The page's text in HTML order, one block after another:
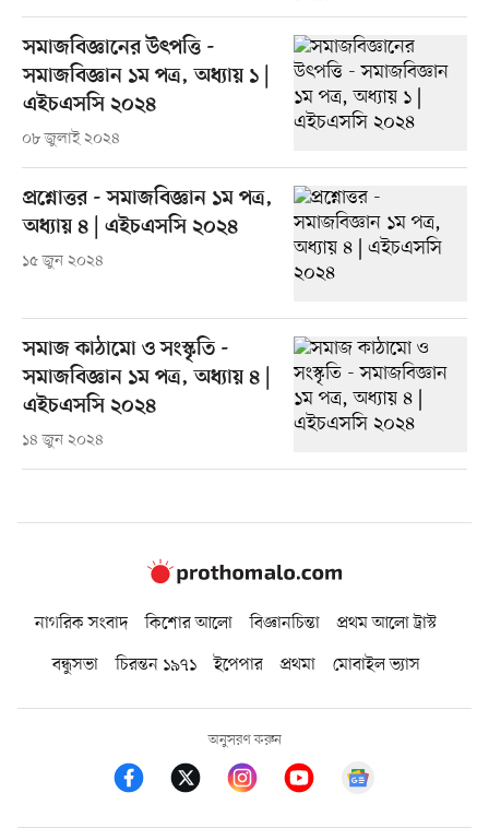
সমাজবিজ্ঞানের উৎপত্তি -
সমাজবিজ্ঞান ১ম পত্র, অধ্যায় ১ |
এইচএসসি ২০২৪
০৮ জুলাই ২০২৪
প্রশ্নোত্তর - সমাজবিজ্ঞান ১ম পত্র,
অধ্যায় ৪ | এইচএসসি ২০২৪
১৫ জুন ২০২৪
সমাজ কাঠামো ও সংস্কৃতি -
সমাজবিজ্ঞান ১ম পত্র, অধ্যায় ৪ |
এইচএসসি ২০২৪
১৪ জুন ২০২৪
নাগরিক সংবাদ কিশোর আলো বিজ্ঞানচিন্তা
প্রথম আলো ট্রাস্ট
বন্ধুসভা
চিরন্তন ১৯৭১ ইপেপার প্রথমা মোবাইল ভ্যাস
অনুসরণ করুন